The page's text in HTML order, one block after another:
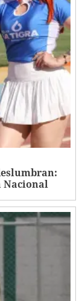
Nacional